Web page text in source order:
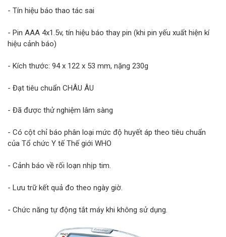
- Tín hiệu báo thao tác sai
- Pin AAA 4x1.5v, tín hiệu báo thay pin (khi pin yếu xuất hiện kí
hiệu cảnh báo)
- Kích thước: 94 x 122 x 53 mm, nặng 230g
- Đạt tiêu chuẩn CHÂU ÂU
- Đã được thử nghiệm lâm sàng
- Có cột chỉ báo phân loại mức độ huyết áp theo tiêu chuẩn
của Tổ chức Y tế Thế giới WHO
- Cảnh báo về rối loạn nhịp tim.
- Lưu trữ kết quả đo theo ngày giờ.
- Chức năng tự động tắt máy khi không sử dụng.